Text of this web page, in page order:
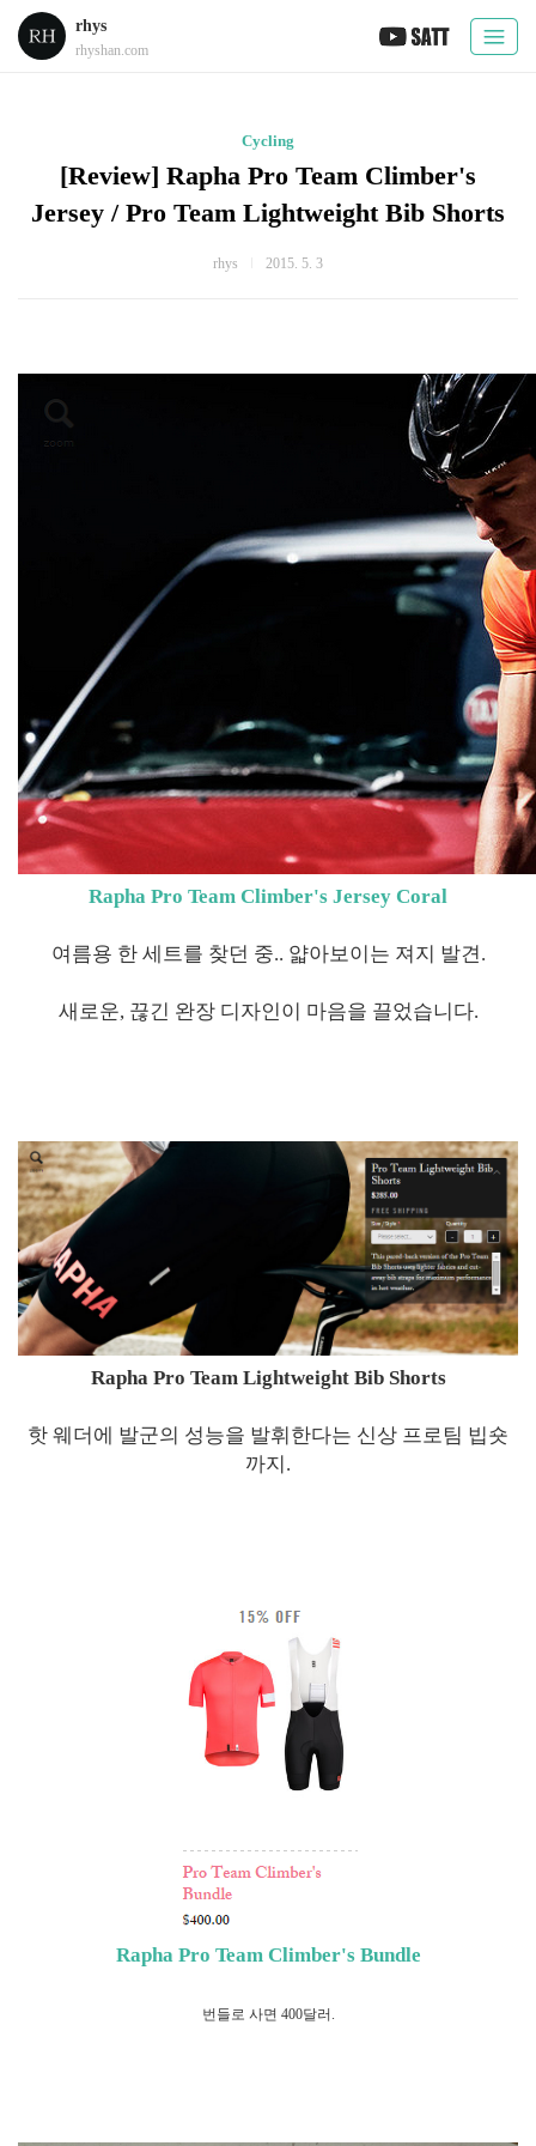
rhys
rhyshan.com
Cycling
[Review] Rapha Pro Team Climber's
Jersey / Pro Team Lightweight Bib Shorts
rhys 2015. 5. 3
Rapha Pro Team Climber's Jersey Coral
여름용 한 세트를 찾던 중.. 얇아보이는 져지 발견.
새로운, 끊긴 완장 디자인이 마음을 끌었습니다.
Rapha Pro Team Lightweight Bib Shorts
핫 웨더에 발군의 성능을 발휘한다는 신상 프로팀 빕숏
까지.
Rapha Pro Team Climber's Bundle
번들로 사면 400달러.